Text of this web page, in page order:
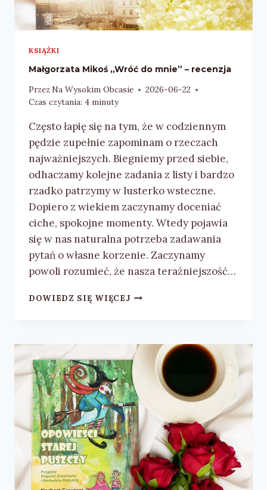
KSIĄŻKI
Małgorzata Mikoś „Wróć do mnie” – recenzja
Przez Na Wysokim Obcasie
2026-06-22
Czas czytania: 4 minuty
Często łapię się na tym, że w codziennym
pędzie zupełnie zapominam o rzeczach
najważniejszych. Biegniemy przed siebie,
odhaczamy kolejne zadania z listy i bardzo
rzadko patrzymy w lusterko wsteczne.
Dopiero z wiekiem zaczynamy doceniać
ciche, spokojne momenty. Wtedy pojawia
się w nas naturalna potrzeba zadawania
pytań o własne korzenie. Zaczynamy
powoli rozumieć, że nasza teraźniejszość…
DOWIEDZ SIĘ WIĘCEJMAŁGORZATA
MNIE”
–
RECENZJA